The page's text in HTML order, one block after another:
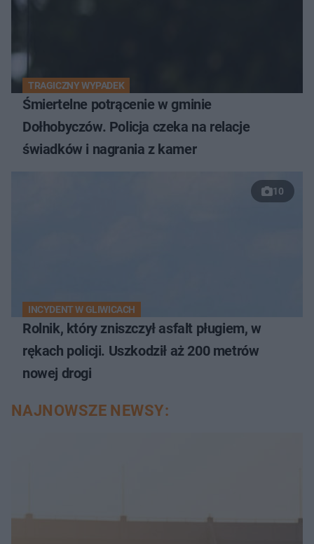
TRAGICZNY WYPADEK
Śmiertelne potrącenie w gminie
Dołhobyczów. Policja czeka na relacje
świadków i nagrania z kamer
10
INCYDENT W GLIWICACH
Rolnik, który zniszczył asfalt pługiem, w
rękach policji. Uszkodził aż 200 metrów
nowej drogi
NAJNOWSZE NEWSY: